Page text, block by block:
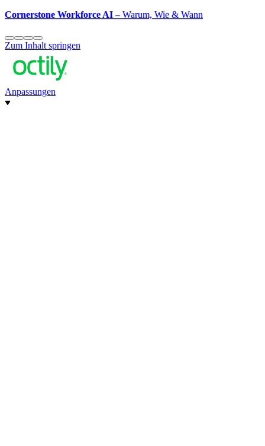
Cornerstone Workforce AI– Warum, Wie & Wann
Zum Inhalt springen
Anpassungen